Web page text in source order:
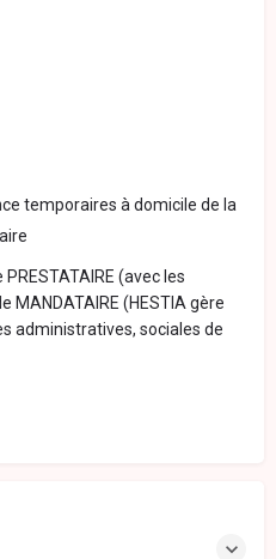
temporaires à domicile de la
(avec les
MANDATAIRE (HESTIA gère
administratives, sociales de